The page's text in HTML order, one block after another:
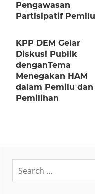
Pengawasan
Partisipatif Pemilu
KPP DEM Gelar
Diskusi Publik
denganTema
Menegakan HAM
dalam Pemilu dan
Pemilihan